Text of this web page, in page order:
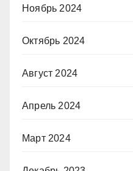
Ноябрь 2024
Октябрь 2024
Август 2024
Апрель 2024
Март 2024